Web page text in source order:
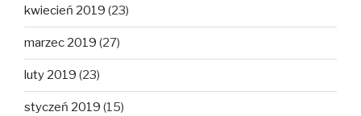
kwiecień 2019 (23)
marzec 2019 (27)
luty 2019 (23)
styczeń 2019 (15)